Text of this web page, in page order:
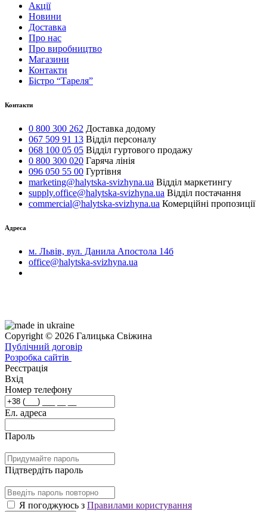
Акції
Новини
Доставка
Про нас
Про виробництво
Магазини
Контакти
Бістро “Тареля”
Контакти
0 800 300 262 Доставка додому
067 509 91 13 Відділ персоналу
068 100 05 05 Відділ гуртового продажу
0 800 300 020 Гаряча лінія
096 050 55 00 Гуртівня
marketing@halytska-svizhyna.ua Відділ маркетингу
supply.office@halytska-svizhyna.ua Відділ постачання
commercial@halytska-svizhyna.ua Комерційні пропозиції
Адреса
м. Львів, вул. Данила Апостола 14б
office@halytska-svizhyna.ua
Copyright © 2026 Галицька Свіжина
Публічний договір
Розробка сайтів
Реєстрація
Вхід
Номер телефону
Ел. адреса
Пароль
Підтвердіть пароль
Я погоджуюсь з Правилами користування